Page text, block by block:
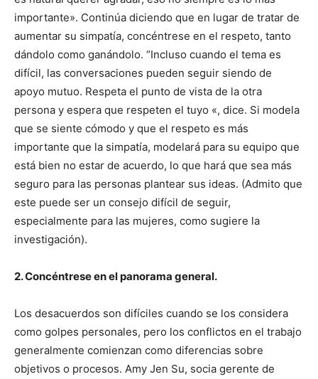
importante». Continúa diciendo que en lugar de tratar de
aumentar su simpatía, concéntrese en el respeto, tanto
dándolo como ganándolo. “Incluso cuando el tema es
difícil, las conversaciones pueden seguir siendo de
apoyo mutuo. Respeta el punto de vista de la otra
persona y espera que respeten el tuyo «, dice. Si modela
que se siente cómodo y que el respeto es más
importante que la simpatía, modelará para su equipo que
está bien no estar de acuerdo, lo que hará que sea más
seguro para las personas plantear sus ideas. (Admito que
este puede ser un consejo difícil de seguir,
especialmente para las mujeres, como sugiere la
investigación).
2. Concéntrese en el panorama general.
Los desacuerdos son difíciles cuando se los considera
como golpes personales, pero los conflictos en el trabajo
generalmente comienzan como diferencias sobre
objetivos o procesos. Amy Jen Su, socia gerente de